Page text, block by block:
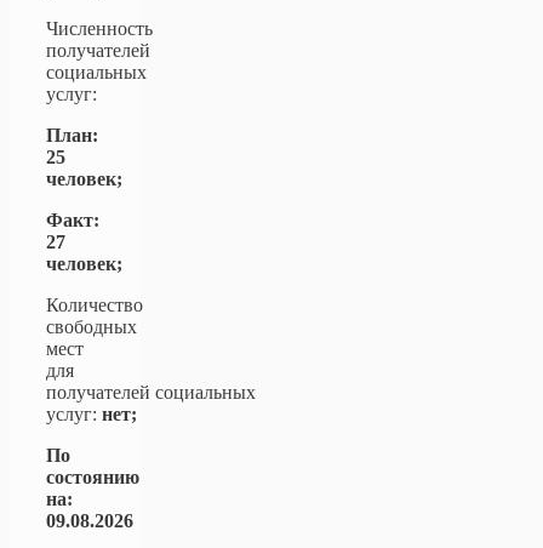
Численность
получателей
социальных
услуг:
План:
25
человек;
Факт:
27
человек;
Количество
свободных
мест
для
получателей социальных
услуг: нет;
По
состоянию
на:
09.08.2026